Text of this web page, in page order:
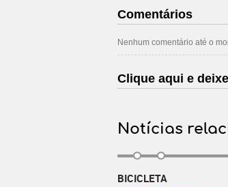
Comentários
Nenhum comentário até o
Clique aqui e
Notícias
BICICLETA